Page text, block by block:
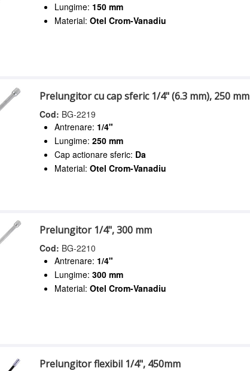
Lungime: 150 mm
Material:Otel Crom-Vanadiu
Prelungitor cu cap sferic 1/4" (6.3 mm), 250 mm
Cod: BG-2219
Antrenare: 1/4"
Lungime:250 mm
Cap actionare sferic: Da
Material:Otel Crom-Vanadiu
Prelungitor 1/4", 300 mm
Cod: BG-2210
Antrenare: 1/4"
Lungime:300 mm
Material:Otel Crom-Vanadiu
Prelungitor flexibil 1/4", 450mm